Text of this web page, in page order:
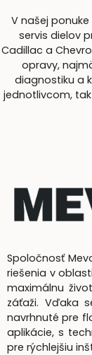
V našej
servis dielov
Cadillac a
opravy,
diagnostiku a
jednotlivcom,
Spoločnosť
riešenia v
maximálnu
záťaži. Vďaka
navrhnuté pre
aplikácie, s
pre rýchlejšiu